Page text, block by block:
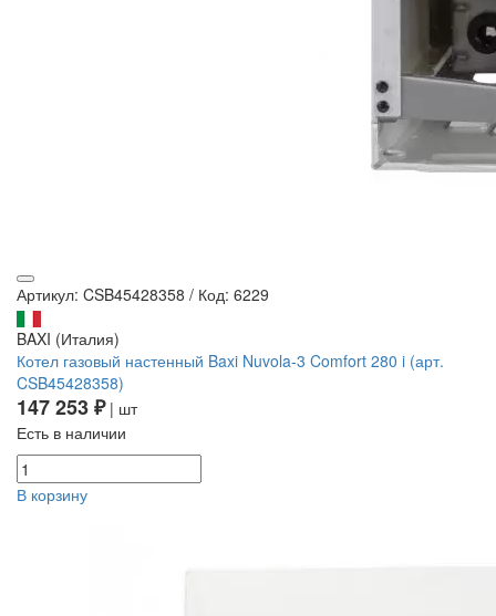
Артикул: CSB45428358 / Код: 6229
BAXI (Италия)
Котел газовый настенный Baxi Nuvola-3 Comfort 280 i (арт.
CSB45428358)
147 253 ₽| шт
Есть в наличии
В корзину